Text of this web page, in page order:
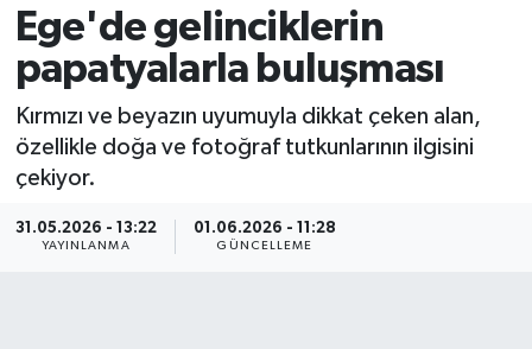
Ege'de gelinciklerin
papatyalarla buluşması
Kırmızı ve beyazın uyumuyla dikkat çeken alan,
özellikle doğa ve fotoğraf tutkunlarının ilgisini
çekiyor.
31.05.2026 - 13:22
YAYINLANMA
01.06.2026 - 11:28
GÜNCELLEME
İZMİR
ÖZEL HABER
POLİTİKA
SPOR